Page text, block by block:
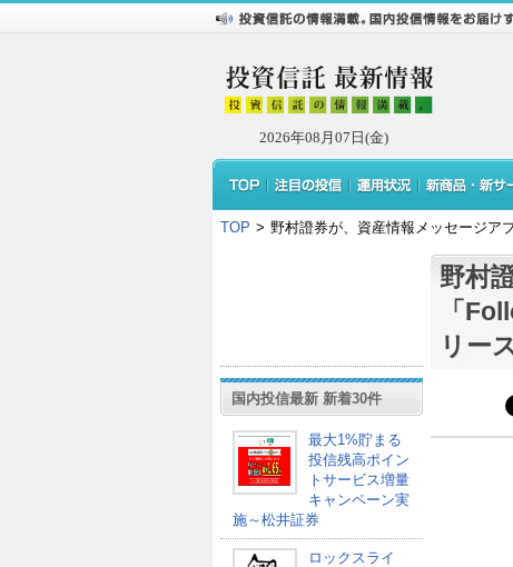
2026年08月07日(金)
TOP > 野村證券が、資産情報メッセージア
国内投信最新 新着30件
最大1%貯まる
投信残高ポイン
トサービス増量
キャンペーン実
施～松井証券
ロックスライ
野村
「
リー